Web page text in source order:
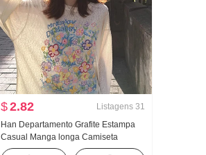
$2.82 Listagens 31
Han Departamento Grafite Estampa
Casual Manga longa Camiseta
Proteção Solar Suéter Feminino